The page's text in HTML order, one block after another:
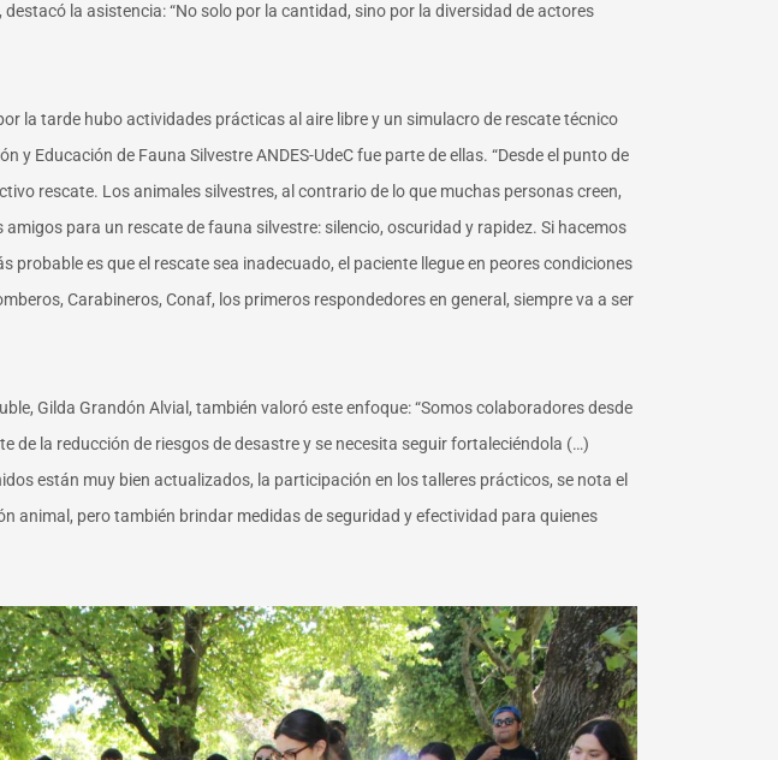
la asistencia: “No solo por la cantidad, sino por la diversidad de actores
la tarde hubo actividades prácticasal aire librey un simulacro de rescate técnico
y Educación de Fauna Silvestre ANDES-UdeCfue parte de ellas. “Desde el punto de
rescate. Los animales silvestres, al contrario de lo que muchas personas creen,
para un rescate de fauna silvestre: silencio, oscuridad y rapidez. Si hacemos
es que el rescate sea inadecuado, el paciente llegue en peores condiciones
Carabineros, Conaf, los primeros respondedores en general, siempre va a ser
Gilda Grandón Alvial, también valoró este enfoque: “Somos colaboradores desde
de la reducción de riesgos de desastre y se necesita seguir fortaleciéndola (…)
están muy bien actualizados, la participación en los talleres prácticos, se nota el
animal, pero también brindar medidas de seguridad y efectividad para quienes